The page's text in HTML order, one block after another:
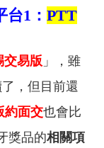
1： PTT
交易版 」，雖
，但目前還
約面交也會比
獎品的相關項